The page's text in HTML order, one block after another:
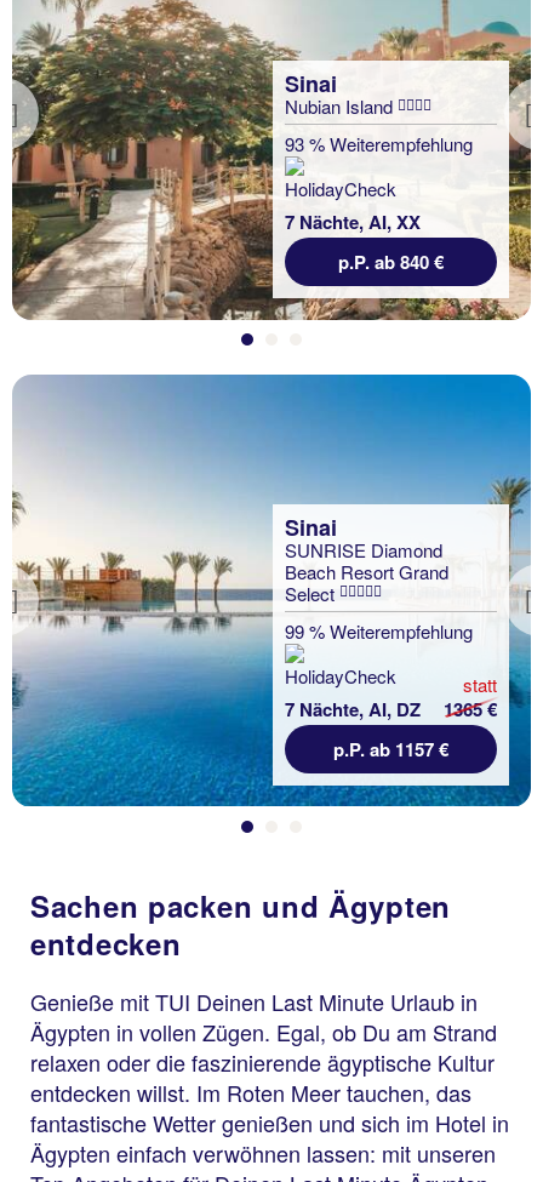
Previous
Sinai
Nubian Island
93 % Weiterempfehlung
7 Nächte, AI, XX
p.P. ab 840 €
Previous
Sinai
SUNRISE Diamond
Beach Resort Grand
Select
99 % Weiterempfehlung
7 Nächte, AI, DZ
statt
1365 €
p.P. ab 1157 €
Sachen packen und Ägypten
entdecken
Genieße mit TUI Deinen Last Minute Urlaub in
Ägypten in vollen Zügen. Egal, ob Du am Strand
relaxen oder die faszinierende ägyptische Kultur
entdecken willst. Im Roten Meer tauchen, das
fantastische Wetter genießen und sich im Hotel in
Ägypten einfach verwöhnen lassen: mit unseren